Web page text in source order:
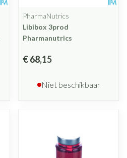
PharmaNutrics
Libibox 3prod
Pharmanutrics
€ 68,15
Niet beschikbaar